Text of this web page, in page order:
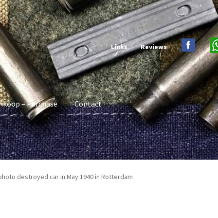
Links Reviews
– Purchase Contact
destroyed car in May 1940 in Rotterdam